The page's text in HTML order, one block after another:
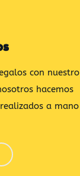
con nuestro
hacemos
a mano